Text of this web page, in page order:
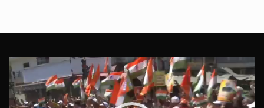
Video
Player